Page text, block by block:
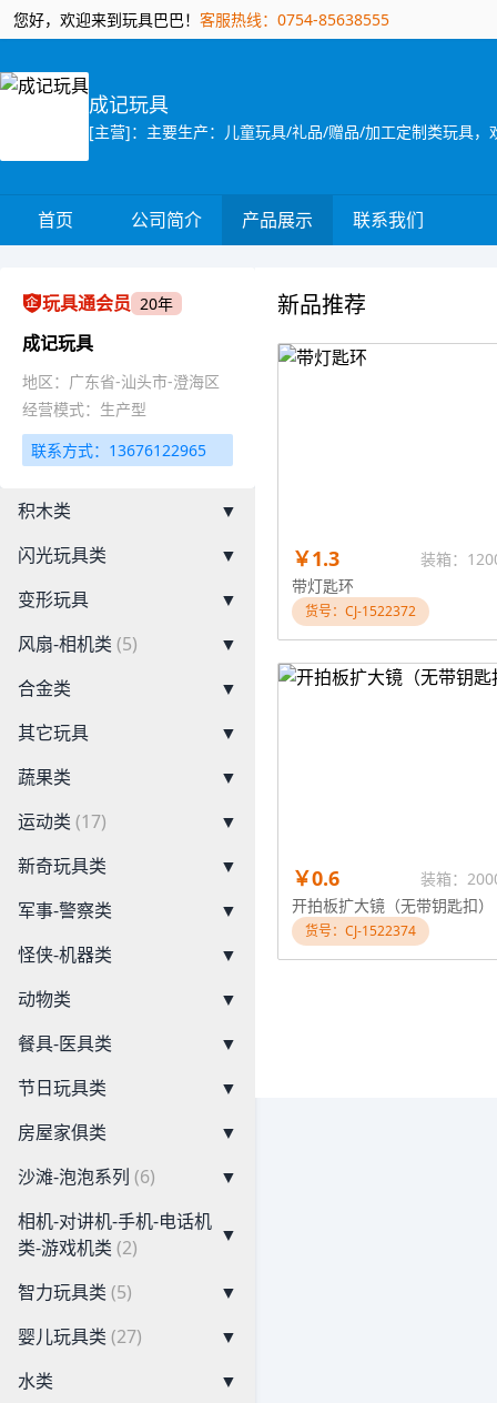
您好，欢迎来到玩具巴巴！ 客服热线：0754-85638555
成记玩具
首页 公司简介 产品展示 联系我们
玩具通会员 20年
成记玩具
地区：广东省-汕头市-澄海区
经营模式：生产型
联系方式：13676122965
积木类
▼
闪光玩具类
▼
变形玩具
▼
风扇-相机类 (5)
▼
合金类
▼
其它玩具
▼
蔬果类
▼
运动类 (17)
▼
新奇玩具类
▼
军事-警察类
▼
怪侠-机器类
▼
动物类
▼
餐具-医具类
▼
节日玩具类
▼
房屋家俱类
▼
沙滩-泡泡系列 (6)
▼
相机-对讲机-手机-电话机
类-游戏机类 (2)
▼
智力玩具类 (5)
▼
婴儿玩具类 (27)
▼
水类
▼
新品推荐
￥1.3
装箱：
带灯匙环
货号：CJ-1522372
￥0.6
装箱：
开拍板扩大镜（无带钥匙扣）
货号：CJ-1522374